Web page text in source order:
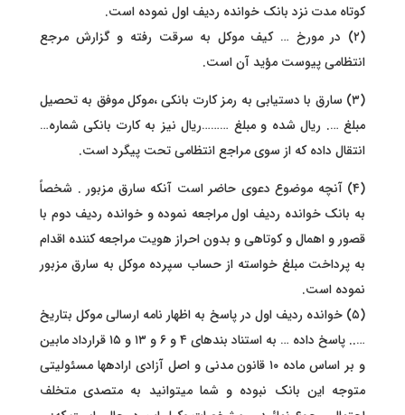
کوتاه مدت نزد بانک خوانده ردیف اول نموده است.
(۲) در مورخ … کیف موکل به سرقت رفته و گزارش مرجع
انتظامی پیوست مؤید آن است.
(۳) سارق با دستیابی به رمز کارت بانکی ،موکل موفق به تحصیل
مبلغ …. ریال شده و مبلغ ………ریال نیز به کارت بانکی شماره…
انتقال داده که از سوی مراجع انتظامی تحت پیگرد است.
(۴) آنچه موضوع دعوی حاضر است آنکه سارق مزبور . شخصاً
به بانک خوانده ردیف اول مراجعه نموده و خوانده ردیف دوم با
قصور و اهمال و کوتاهی و بدون احراز هویت مراجعه کننده اقدام
به پرداخت مبلغ خواسته از حساب سپرده موکل به سارق مزبور
نموده است.
(۵) خوانده ردیف اول در پاسخ به اظهار نامه ارسالی موکل بتاریخ
….. پاسخ داده … به استناد بندهای ۴ و ۶ و ۱۳ و ۱۵ قرارداد مابین
و بر اساس ماده ۱۰ قانون مدنی و اصل آزادی ارادهها مسئولیتی
متوجه این بانک نبوده و شما میتوانید به متصدی متخلف